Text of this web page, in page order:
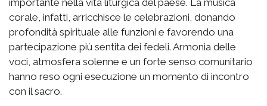
corale, infatti, arricchisce le celebrazioni, donando
profondità spirituale alle funzioni e favorendo una
partecipazione più sentita dei fedeli. Armonia delle
voci, atmosfera solenne e un forte senso comunitario
hanno reso ogni esecuzione un momento di incontro
con il sacro.